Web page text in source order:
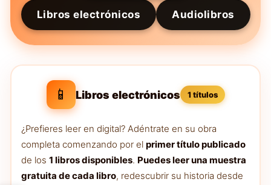
Libros electrónicos Audiolibros
📱 Libros electrónicos 1 títulos
¿Prefieres leer en digital? Adéntrate en su obra
completa comenzando por el primer título publicado
de los 1 libros disponibles. Puedes leer una muestra
gratuita de cada libro, redescubrir su historia desde